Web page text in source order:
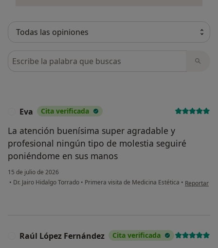
Busca en opiniones
Eva Cita verificada
La atención buenísima super agradable y
profesional ningún tipo de molestia seguiré
poniéndome en sus manos
15 de julio de 2026
• Dr. Jairo Hidalgo Torrado • Primera visita de Medicina Estética • en opinión
Reportar
Raúl López Fernández Cita verificada